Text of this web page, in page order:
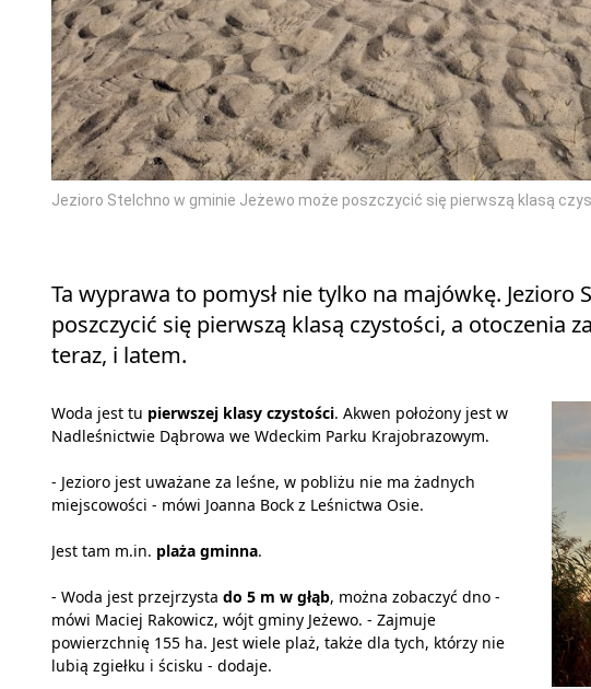
Jezioro Stelchno w gminie Jeżewo może poszczycić się pierwszą klasą
Ta wyprawa to pomysł nie tylko na majówkę. Jezioro
poszczycić się pierwszą klasą czystości, a otoczenia
teraz, i latem.
Woda jest tu pierwszej klasy czystości. Akwen położony jest w
Nadleśnictwie Dąbrowa we Wdeckim Parku Krajobrazowym.
- Jezioro jest uważane za leśne, w pobliżu nie ma żadnych
miejscowości - mówi Joanna Bock z Leśnictwa Osie.
Jest tam m.in. plaża gminna.
- Woda jest przejrzysta do 5 m w głąb, można zobaczyć dno -
mówi Maciej Rakowicz, wójt gminy Jeżewo. - Zajmuje
powierzchnię 155 ha. Jest wiele plaż, także dla tych, którzy nie
lubią zgiełku i ścisku - dodaje.